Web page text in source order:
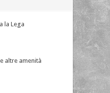
la Lega
altre amenità